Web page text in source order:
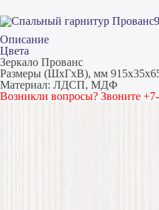
Описание
Цвета
Зеркало Прованс
Размеры (ШхГхВ), мм
Материал: ЛДСП, МДФ
Возникли вопросы? Звоните